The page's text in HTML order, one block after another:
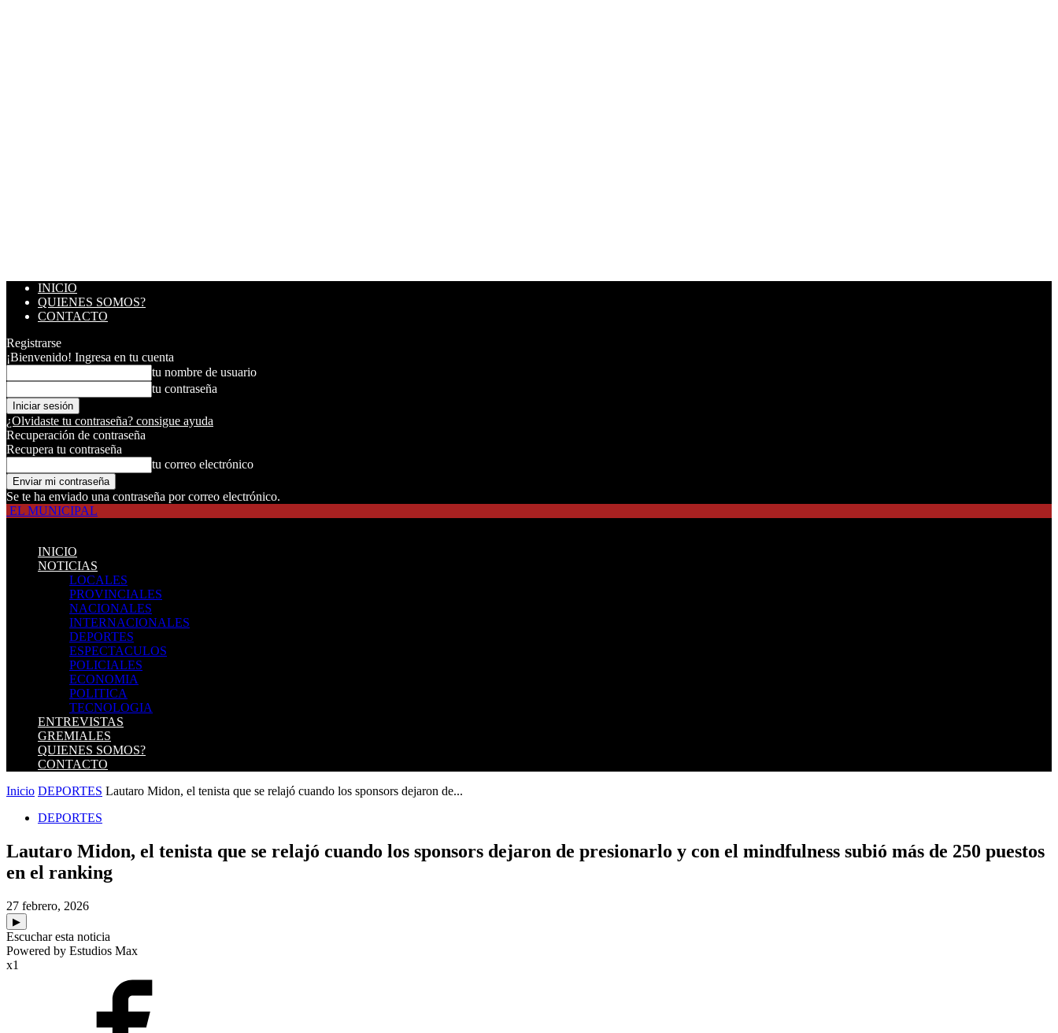
INICIO
QUIENES SOMOS?
CONTACTO
Registrarse
¡Bienvenido! Ingresa en tu cuenta
tu nombre de usuario
tu contraseña
¿Olvidaste tu contraseña? consigue ayuda
Recuperación de contraseña
Recupera tu contraseña
tu correo electrónico
Se te ha enviado una contraseña por correo electrónico.
EL MUNICIPAL
INICIO
NOTICIAS
LOCALES
PROVINCIALES
NACIONALES
INTERNACIONALES
DEPORTES
ESPECTACULOS
POLICIALES
ECONOMIA
POLITICA
TECNOLOGIA
ENTREVISTAS
GREMIALES
QUIENES SOMOS?
CONTACTO
Inicio DEPORTES Lautaro Midon, el tenista que se relajó cuando los sponsors dejaron de...
DEPORTES
Lautaro Midon, el tenista que se relajó cuando los sponsors dejaron de presionarlo y con el mindfulness subió más de 250 puestos
en el ranking
27 febrero, 2026
▶
Escuchar esta noticia
Powered by Estudios Max
x1